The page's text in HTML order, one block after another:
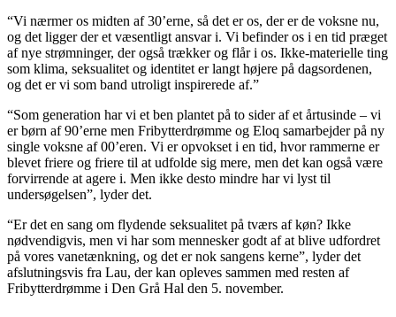
“Vi nærmer os midten af 30’erne, så det er os, der er de voksne nu,
og det ligger der et væsentligt ansvar i. Vi befinder os i en tid præget
af nye strømninger, der også trækker og flår i os. Ikke-materielle ting
som klima, seksualitet og identitet er langt højere på dagsordenen,
og det er vi som band utroligt inspirerede af.”
“Som generation har vi et ben plantet på to sider af et årtusinde – vi
er børn af 90’erne men Fribytterdrømme og Eloq samarbejder på ny
single voksne af 00’eren. Vi er opvokset i en tid, hvor rammerne er
blevet friere og friere til at udfolde sig mere, men det kan også være
forvirrende at agere i. Men ikke desto mindre har vi lyst til
undersøgelsen”, lyder det.
“Er det en sang om flydende seksualitet på tværs af køn? Ikke
nødvendigvis, men vi har som mennesker godt af at blive udfordret
på vores vanetænkning, og det er nok sangens kerne”, lyder det
afslutningsvis fra Lau, der kan opleves sammen med resten af
Fribytterdrømme i Den Grå Hal den 5. november.